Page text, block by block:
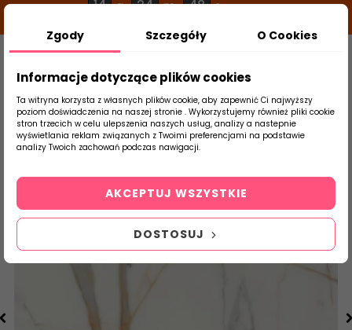
14 g 24 m 48 s
Szukaj
produktu
Strona Główna Salon / Taras Tubądzin
Zgody Szczegóły O Cookies
Informacje dotyczące plików cookies
Ta witryna korzysta z własnych plików cookie, aby zapewnić Ci najwyższy
poziom doświadczenia na naszej stronie . Wykorzystujemy również pliki cookie
stron trzecich w celu ulepszenia naszych usług, analizy a nastepnie
wyświetlania reklam związanych z Twoimi preferencjami na podstawie
analizy Twoich zachowań podczas nawigacji.
DOSTOSUJ
AKCEPTUJ WSZYSTKIE